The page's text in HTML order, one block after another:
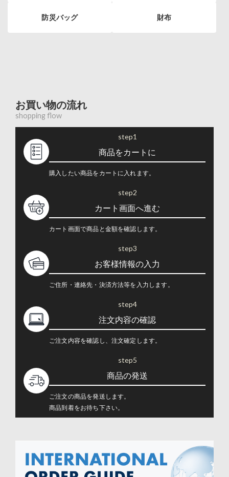
防災バッグ 財布
お買い物の流れ
shopping flow
step1
商品をカートに
購入したい商品をカートに入れます。
step2
カート画面へ進む
カート画面で商品と金額を確認します。
step3
お客様情報の入力
ご住所・連絡先・決済方法等を入力します。
step4
注文内容の確認
ご注文内容を確認し、注文確定します。
step5
商品の発送
ご注文の商品を発送します。
商品到着をお待ち下さい。